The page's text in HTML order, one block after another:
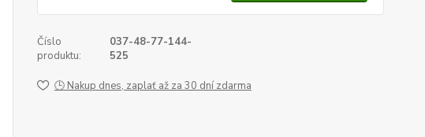
Číslo
produktu:
037-48-77-144-
525
🕒 Nakup dnes, zaplať až za 30 dní zdarma